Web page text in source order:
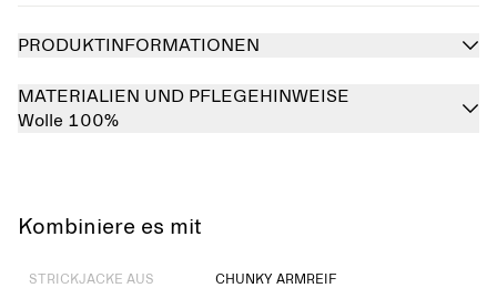
PRODUKTINFORMATIONEN
MATERIALIEN UND PFLEGEHINWEISE
Wolle 100%
Kombiniere es mit
STRICKJACKE AUS
CHUNKY ARMREIF